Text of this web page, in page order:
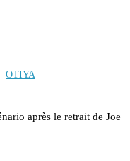
OTIYA
après le retrait de Joe